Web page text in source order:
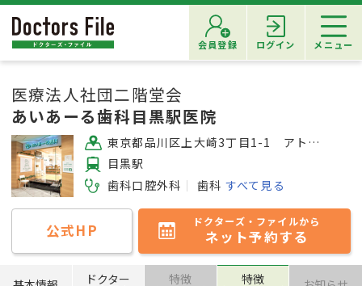
会員登録 ログイン メニュー
医療法人社団二階堂会
あいあーる歯科目黒駅医院
東京都品川区上大崎3丁目1-1 アトレ目黒2・2F
目黒駅
歯科口腔外科
歯科 すべて見る
公式HP ドクターズ・ファイルから
ネット予約する
ドクター 特徴 特徴